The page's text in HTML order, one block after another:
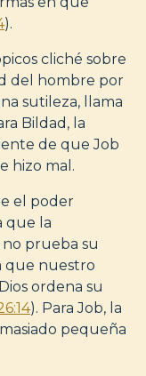
).
cliché sobre
del hombre por
sutileza, llama
Bildad, la
de que Job
hizo mal.
el poder
que la
prueba su
que nuestro
ordena su
). Para Job, la
pequeña